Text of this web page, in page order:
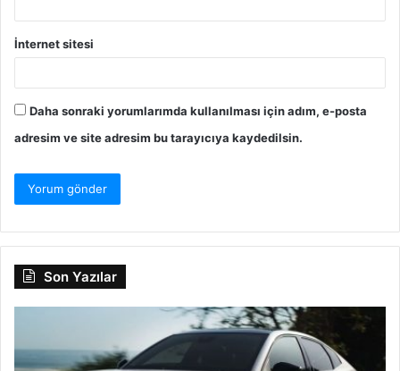
İnternet sitesi
Daha sonraki yorumlarımda kullanılması için adım, e-posta
adresim ve site adresim bu tarayıcıya kaydedilsin.
Son Yazılar